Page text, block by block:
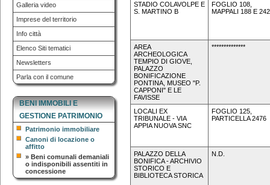
Galleria video
Imprese del territorio
Info città
Elenco Siti tematici
Newsletters
Parla con il comune
BENI IMMOBILI E
GESTIONE PATRIMONIO
Patrimonio immobiliare
Canoni di locazione o
affitto
» Beni comunali demaniali
o indisponibili assentiti in
concessione
STADIO COLAVOLPE E
S. MARTINO B
FOGLIO 108,
MAPPALI 188 E 242
AREA
ARCHEOLOGICA
TEMPIO DI GIOVE,
PALAZZO
BONIFICAZIONE
PONTINA, MUSEO "P.
CAPPONI" E LE
FAVISSE
**************
LOCALI EX
TRIBUNALE - VIA
APPIA NUOVA SNC
FOGLIO 125,
PARTICELLA 2476
PALAZZO DELLA
BONIFICA - ARCHIVIO
STORICO E
BIBLIOTECA STORICA
N.D.